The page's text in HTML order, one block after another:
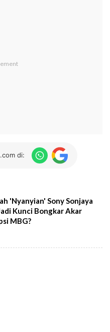
di:
'Nyanyian' Sony Sonjaya
Kunci Bongkar Akar
MBG?